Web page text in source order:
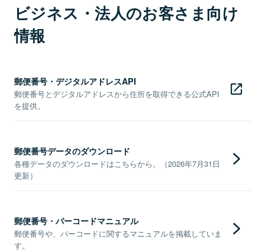
ビジネス・法人のお客さま向け
情報
郵便番号・デジタルアドレスAPI
郵便番号とデジタルアドレスから住所を取得できる公式API
を提供。
郵便番号データのダウンロード
各種データのダウンロードはこちらから。（2026年7月31日
更新）
郵便番号・バーコードマニュアル
郵便番号や、バーコードに関するマニュアルを掲載していま
す。